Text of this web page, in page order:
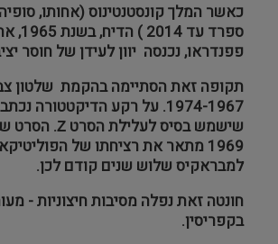
כאשר המלך קונסטנטינוס (אחותו,
ספרד
פפנדראו, נכנסה יוון לעידן של חוסר
תקופה זאת הסתיימה בהקמת שלטון
1974-1967. על רקע הדיקטטורה
שישמש בסיס לעלילת הסרט Ζ. הסרט
1969 מתאר את רציחתו של
למבראקיס שלוש שנים קודם לכן.
חונטה זאת נפלה מסיבות חיצוניות -
בקפריסין.